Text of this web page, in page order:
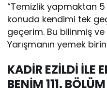
“Temizlik yapmaktan
konuda kendimi tek
geçerim. Bu bilinmiş ve
Yarışmanın yemek
KADİR EZİLDİ İLE
BENİM 111.